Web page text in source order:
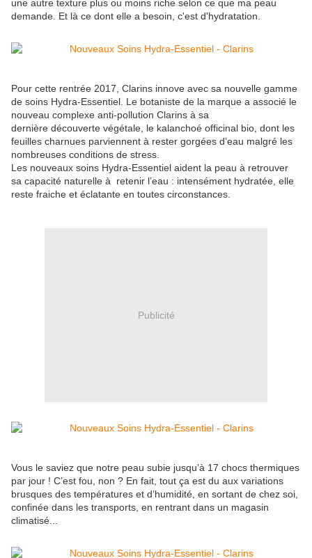
une autre texture plus ou moins riche selon ce que ma peau
demande. Et là ce dont elle a besoin, c'est d'hydratation.
Pour cette rentrée 2017, Clarins innove avec sa nouvelle gamme
de soins Hydra-Essentiel. Le botaniste de la marque a associé le
nouveau complexe anti-pollution Clarins à sa
dernière découverte végétale, le kalanchoé officinal bio, dont les
feuilles charnues parviennent à rester gorgées d’eau malgré les
nombreuses conditions de stress.
Les nouveaux soins Hydra-Essentiel aident la peau à retrouver
sa capacité naturelle à retenir l’eau : intensément hydratée, elle
reste fraiche et éclatante en toutes circonstances.
Publicité
Vous le saviez que notre peau subie jusqu’à 17 chocs thermiques
par jour ! C’est fou, non ? En fait, tout ça est du aux variations
brusques des températures et d’humidité, en sortant de chez soi,
confinée dans les transports, en rentrant dans un magasin
climatisé...